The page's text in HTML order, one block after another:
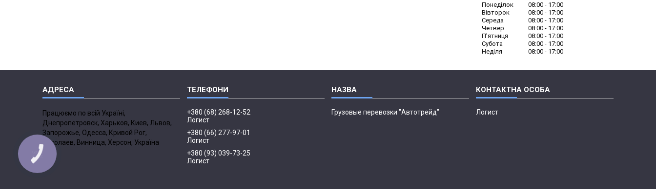
Понеділок 08:00
17:00
Вівторок
08:00
17:00
Середа
08:00
17:00
Четвер
08:00
17:00
Пʼятниця
08:00
17:00
Субота
08:00
17:00
Неділя
08:00 17:00
Працюємо по всій Україні,
Днепропетровск, Харьков, Киев, Львов,
Запорожье, Одесса, Кривой Рог,
Николаев, Винница, Херсон, Україна
+380 (68) 268-12-52
Логист
+380 (66) 277-97-01
Логист
+380 (93) 039-73-25
Логист
Грузовые перевозки "Автотрейд" Логист